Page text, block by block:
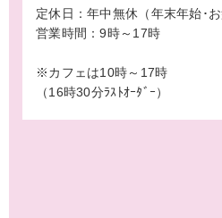
定休日：年中無休（年末年始･お
営業時間：9時～17時
※カフェは10時～17時
（16時30分ﾗｽﾄｵｰﾀﾞｰ）